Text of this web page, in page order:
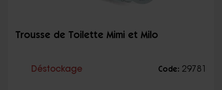
Trousse de Toilette Mimi et Milo
Déstockage Code: 29781